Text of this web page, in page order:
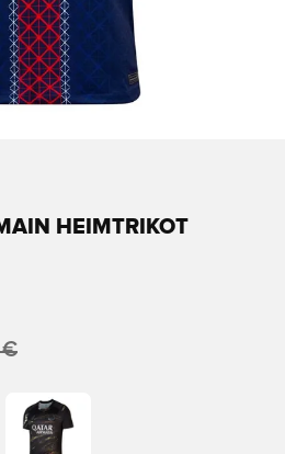
HEIMTRIKOT
€